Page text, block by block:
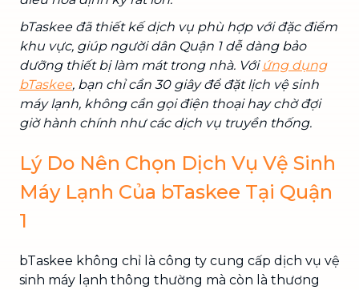
bTaskee đã thiết kế dịch vụ phù hợp với đặc điểm
khu vực, giúp người dân Quận 1 dễ dàng bảo
dưỡng thiết bị làm mát trong nhà. Với ứng dụng
bTaskee, bạn chỉ cần 30 giây để đặt lịch vệ sinh
máy lạnh, không cần gọi điện thoại hay chờ đợi
giờ hành chính như các dịch vụ truyền thống.
Lý Do Nên Chọn Dịch Vụ Vệ Sinh
Máy Lạnh Của bTaskee Tại Quận
1
bTaskee không chỉ là công ty cung cấp dịch vụ vệ
sinh máy lạnh thông thường mà còn là thương